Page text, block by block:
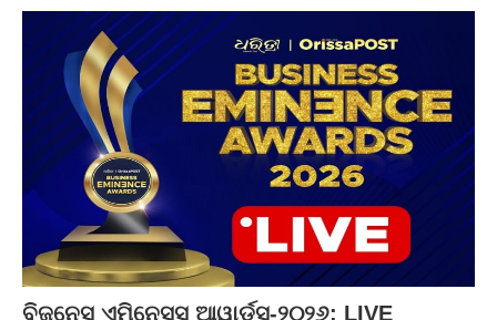
ବିଜ୍‌ନେସ ଏମିନେସ୍ସ ଆୱାର୍ଡ୍ସ-୨୦୨୬: LIVE